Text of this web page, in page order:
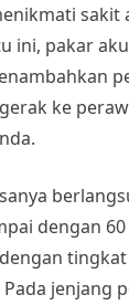
sakit
ini, pakar
ke
dengan
jenjang